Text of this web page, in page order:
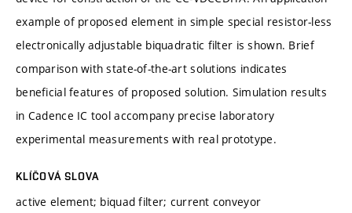
example of proposed element in simple special resistor-less
electronically adjustable biquadratic filter is shown. Brief
comparison with state-of-the-art solutions indicates
beneficial features of proposed solution. Simulation results
in Cadence IC tool accompany precise laboratory
experimental measurements with real prototype.
KLÍČOVÁ SLOVA
active element; biquad filter; current conveyor